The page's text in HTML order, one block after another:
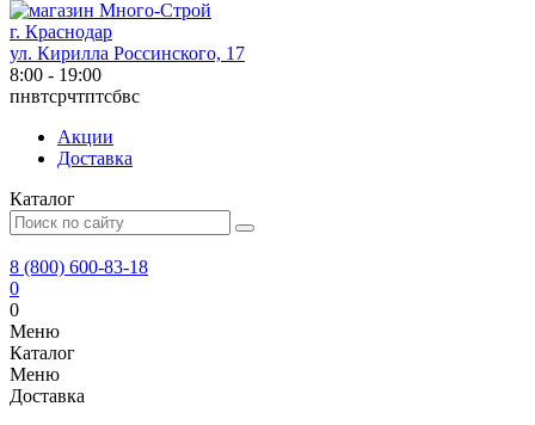
г. Краснодар
ул. Кирилла Россинского, 17
8:00 - 19:00
пнвтсрчтптсбвс
Акции
Доставка
Каталог
8 (800) 600-83-18
0
0
Меню
Каталог
Меню
Доставка